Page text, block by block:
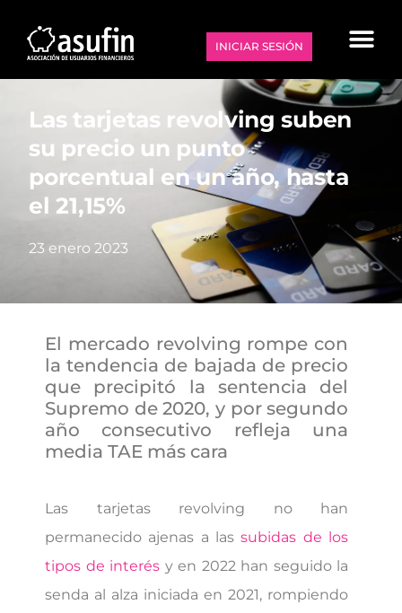
INICIAR SESIÓN
Las tarjetas revolving suben
su precio un punto
porcentual en un año, hasta
el 21,15%
23 enero 2023
El mercado revolving rompe con
la tendencia de bajada de precio
que precipitó la sentencia del
Supremo de 2020, y por segundo
año consecutivo refleja una
media TAE más cara
Las tarjetas revolving no han
permanecido ajenas a lassubidas de los
tipos de interés y en 2022 han seguido la
senda al alza iniciada en 2021, rompiendo